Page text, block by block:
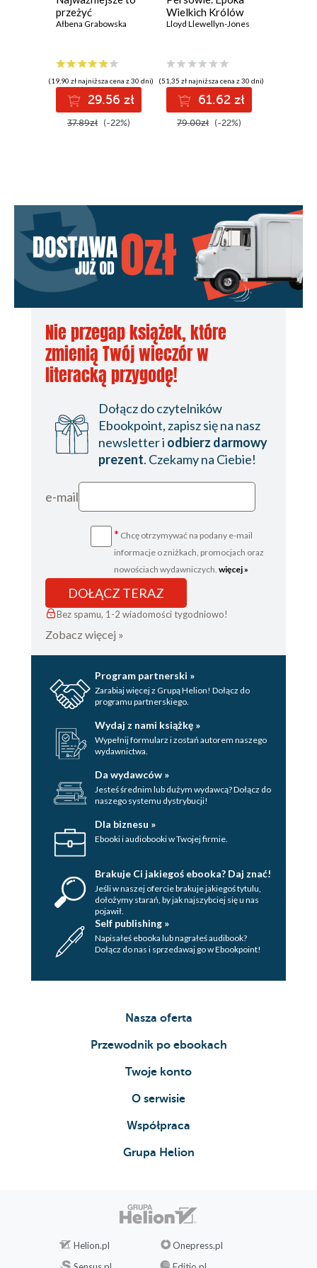
Rozdział 11
Rozdział 13
Rozdział 14
Rozdział 15
przeżyć
Ałbena Grabowska
(19,90 zł najniższa cena z 30 dni)
29.56 zł
37.89zł (-22%)
Wielkich Królów
Lloyd Llewellyn-Jones
(51,35 zł najniższa cena z 30 dni)
61.62 zł
79.00zł (-22%)
Nie przegap książek, które
zmienią Twój wieczór w
literacką przygodę!
Dołącz do czytelników
Ebookpoint, zapisz się na nasz
newsletter i odbierz darmowy
prezent. Czekamy na Ciebie!
e-mail
* Chcę otrzymywać na podany e-mail
informacje o zniżkach, promocjach oraz
nowościach wydawniczych. więcej »
DOŁĄCZ TERAZ
Bez spamu, 1-2 wiadomości tygodniowo!
Zobacz więcej »
Program partnerski »
Zarabiaj więcej z Grupą Helion! Dołącz do
programu partnerskiego.
Wydaj z nami książkę »
Wypełnij formularz i zostań autorem naszego
wydawnictwa.
Da wydawców »
Jesteś średnim lub dużym wydawcą? Dołącz do
naszego systemu dystrybucji!
Dla biznesu »
Ebooki i audiobooki w Twojej firmie.
Brakuje Ci jakiegoś ebooka? Daj znać!
Jeśli w naszej ofercie brakuje jakiegoś tytulu,
dołożymy starań, by jak najszybciej się u nas
pojawił.
Self publishing »
Napisałeś ebooka lub nagrałeś audibook?
Dołącz do nas i sprzedawaj go w Ebookpoint!
Nasza oferta
Przewodnik po ebookach
Twoje konto
O serwisie
Współpraca
Grupa Helion
Helion.pl
Onepress.pl